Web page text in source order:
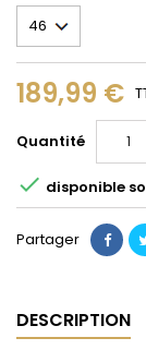
189,99 €
Quantité
 disponible
Partager
DESCRIPTION